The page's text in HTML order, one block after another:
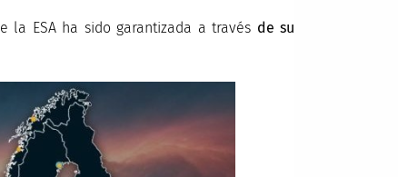
la ESA ha sido garantizada a través de su